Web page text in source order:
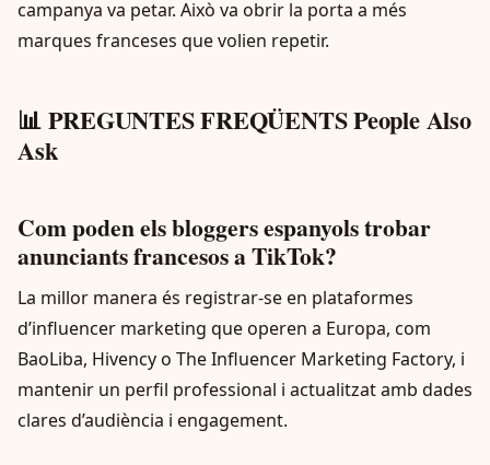
campanya va petar. Això va obrir la porta a més
marques franceses que volien repetir.
📊 PREGUNTES FREQÜENTS People Also
Ask
Com poden els bloggers espanyols trobar
anunciants francesos a TikTok?
La millor manera és registrar-se en plataformes
d’influencer marketing que operen a Europa, com
BaoLiba, Hivency o The Influencer Marketing Factory, i
mantenir un perfil professional i actualitzat amb dades
clares d’audiència i engagement.